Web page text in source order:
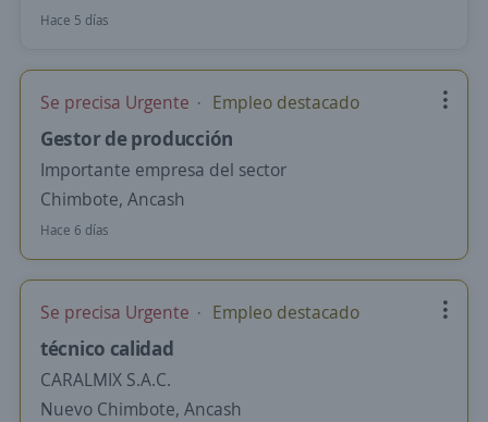
Hace 5 días
Se precisa Urgente Empleo destacado
Gestor de producción
Importante empresa del sector
Chimbote, Ancash
Hace 6 días
Se precisa Urgente Empleo destacado
técnico calidad
CARALMIX S.A.C.
Nuevo Chimbote, Ancash